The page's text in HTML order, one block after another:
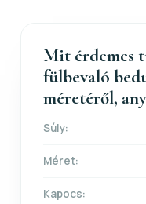
Mit érdemes
fülbevaló
méretéről,
Súly:
Méret:
Kapocs: